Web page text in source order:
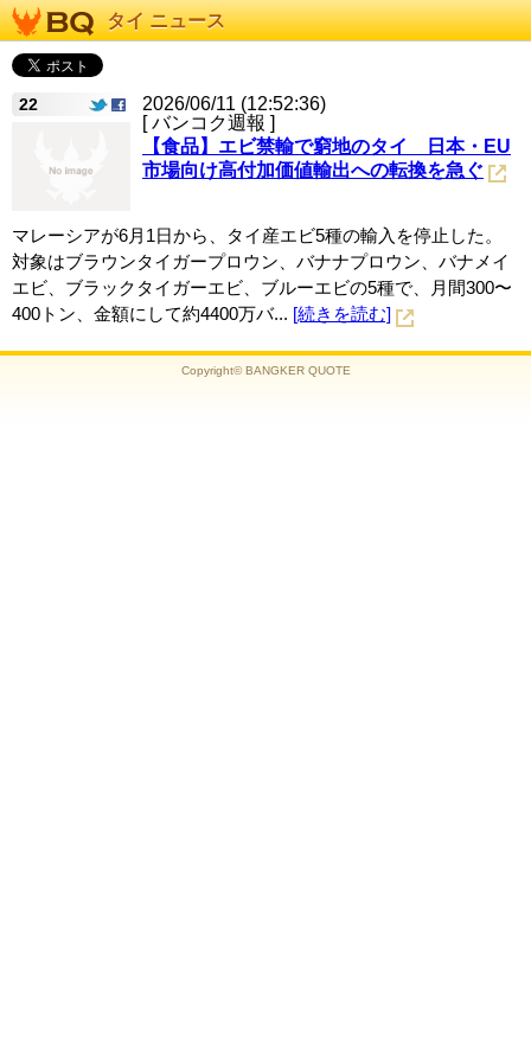
タイ ニュース
22
2026/06/11 (12:52:36)
[ バンコク週報 ]
【食品】エビ禁輸で窮地のタイ 日本・EU
市場向け高付加価値輸出への転換を急ぐ
マレーシアが6月1日から、タイ産エビ5種の輸入を停止した。
対象はブラウンタイガープロウン、バナナプロウン、バナメイ
エビ、ブラックタイガーエビ、ブルーエビの5種で、月間300〜
400トン、金額にして約4400万バ... [続きを読む]
Copyright© BANGKER QUOTE